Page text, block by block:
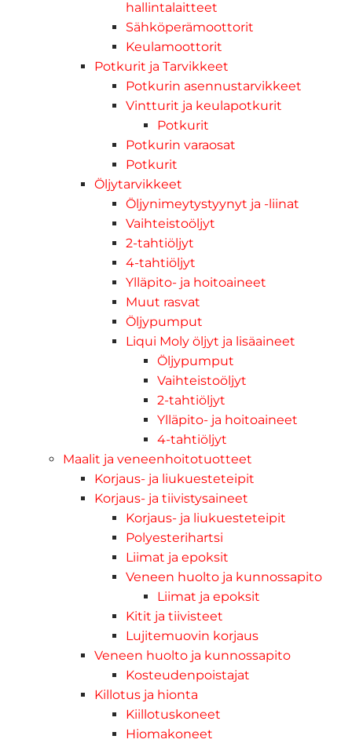
hallintalaitteet
Sähköperämoottorit
Keulamoottorit
Potkurit ja Tarvikkeet
Potkurin asennustarvikkeet
Vintturit ja keulapotkurit
Potkurit
Potkurin varaosat
Potkurit
Öljytarvikkeet
Öljynimeytystyynyt ja -liinat
Vaihteistoöljyt
2-tahtiöljyt
4-tahtiöljyt
Ylläpito- ja hoitoaineet
Muut rasvat
Öljypumput
Liqui Moly öljyt ja lisäaineet
Öljypumput
Vaihteistoöljyt
2-tahtiöljyt
Ylläpito- ja hoitoaineet
4-tahtiöljyt
Maalit ja veneenhoitotuotteet
Korjaus- ja liukuesteteipit
Korjaus- ja tiivistysaineet
Korjaus- ja liukuesteteipit
Polyesterihartsi
Liimat ja epoksit
Veneen huolto ja kunnossapito
Liimat ja epoksit
Kitit ja tiivisteet
Lujitemuovin korjaus
Veneen huolto ja kunnossapito
Kosteudenpoistajat
Killotus ja hionta
Kiillotuskoneet
Hiomakoneet